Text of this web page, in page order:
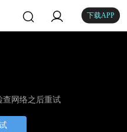
下载APP
查网络之后重试